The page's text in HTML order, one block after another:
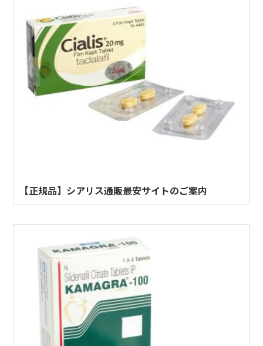
【正規品】シアリス通販最安サイトのご案内